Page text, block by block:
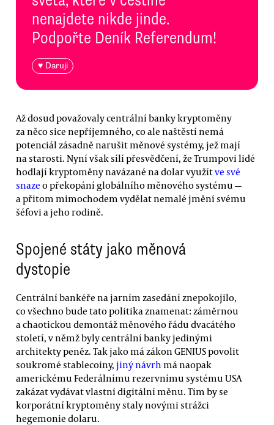
nenajdete nikde jinde.
Podpořte Deník Referendum!
♥ Daruji
Až dosud považovaly centrální banky kryptoměny
za něco sice nepříjemného, co ale naštěstí nemá
potenciál zásadně narušit měnové systémy, jež mají
na starosti. Nyní však sílí přesvědčení, že Trumpovi lidé
hodlají kryptoměny navázané na dolar využítve své
snaze o překopání globálního měnového systému —
a přitom mimochodem vydělat nemalé jmění svému
šéfovi a jeho rodině.
Spojené státy jako měnová
dystopie
Centrální bankéře na jarním zasedání znepokojilo,
co všechno bude tato politika znamenat: záměrnou
a chaotickou demontáž měnového řádu dvacátého
století, v němž byly centrální banky jedinými
architekty peněz. Tak jako má zákon GENIUS povolit
soukromé stablecoiny, jiný návrh má naopak
americkému Federálnímu rezervnímu systému USA
zakázat vydávat vlastní digitální měnu. Tím by se
korporátní kryptoměny staly novými strážci
hegemonie dolaru.